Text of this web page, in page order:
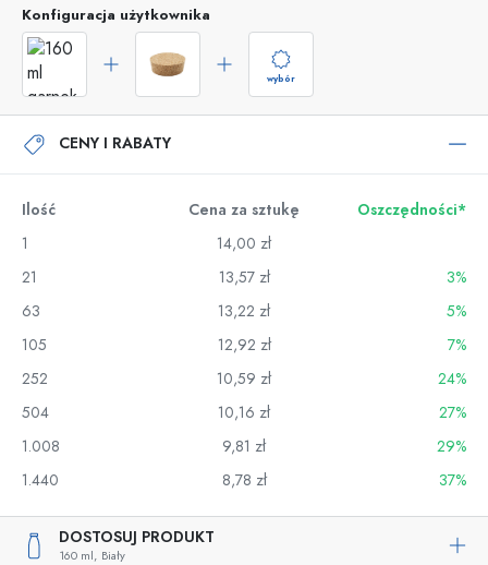
Konfiguracja użytkownika
wybór
CENY I RABATY
Ilość Cena za sztukę
Oszczędności*
1
14,00 zł
21
13,57 zł
3%
63
13,22 zł
5%
105
12,92 zł
7%
252
10,59 zł
24%
504
10,16 zł
27%
1.008
9,81 zł
29%
1.440
8,78 zł 37%
DOSTOSUJ PRODUKT
160 ml, Biały